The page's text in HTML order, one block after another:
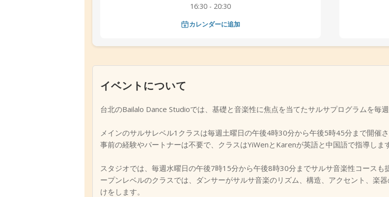
16:30 - 20:30
カレンダーに追加
イベントについて
台北のBailalo Dance Studioでは、基礎と音楽性に焦点を当てたサルサプログラムを毎週
メインのサルサレベル1クラスは毎週土曜日の午後4時30分から午後5時45分まで開催
事前の経験やパートナーは不要で、クラスはYiWenとKarenが英語と中国語で指導します
スタジオでは、毎週水曜日の午後7時15分から午後8時30分までサルサ音楽性コース
ープンレベルのクラスでは、ダンサーがサルサ音楽のリズム、構造、アクセント、楽
けをします。